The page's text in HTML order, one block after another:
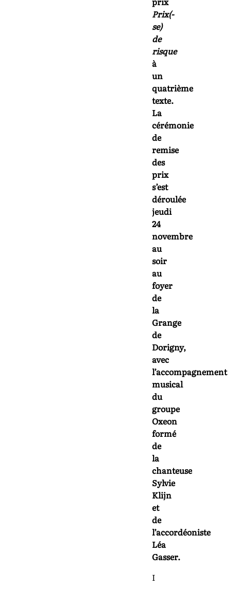
Prix(-
se)
de
risque
à
un
quatrième
texte.
La
cérémonie
de
remise
des
prix
s’est
déroulée
jeudi
24
novembre
au
soir
au
foyer
de
la
Grange
de
Dorigny,
avec
l’accompagnement
musical
du
groupe
Oxeon
formé
de
la
chanteuse
Sylvie
Klijn
et
de
l’accordéoniste
Léa
Gasser.
I